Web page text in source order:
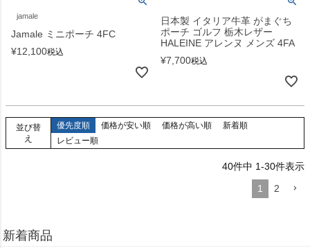
jamale
Jamale ミニポーチ 4FC
¥12,100税込
日本製 イタリア牛革 がまぐち
ポーチ ゴルフ 栃木レザー
HALEINE アレンヌ メンズ 4FA
¥7,700税込
並び替
え
優先度順 価格が安い順 価格が高い順
新着順
レビュー順
40件中 1-30件表示
1
2
新着商品